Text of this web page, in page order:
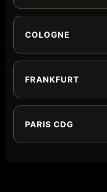
COLOGNE
FRANKFURT
PARIS CDG